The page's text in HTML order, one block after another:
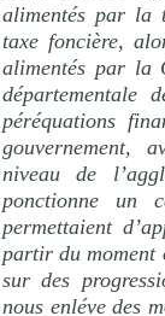
alimentés par la
taxe foncière,
alimentés par la
départementale
péréquations
gouvernement,
niveau de
ponctionne un
permettaient
partir du moment
sur des
nous enléve des